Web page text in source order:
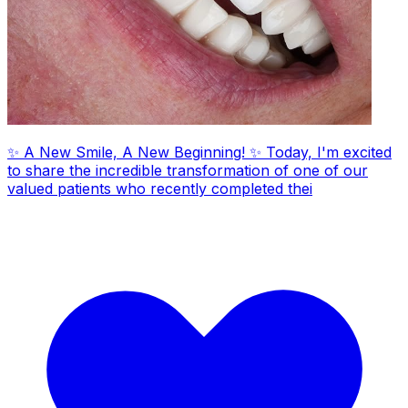
✨ A New Smile, A New Beginning! ✨ Today, I'm excited
to share the incredible transformation of one of our
valued patients who recently completed thei